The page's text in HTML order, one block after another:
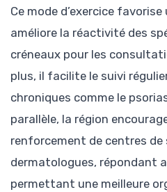
Ce mode d’exercice
améliore la réactivité des
créneaux pour les
plus, il facilite le suivi
chroniques comme le
parallèle, la région
renforcement de centres
dermatologues, répondant
permettant une meilleure